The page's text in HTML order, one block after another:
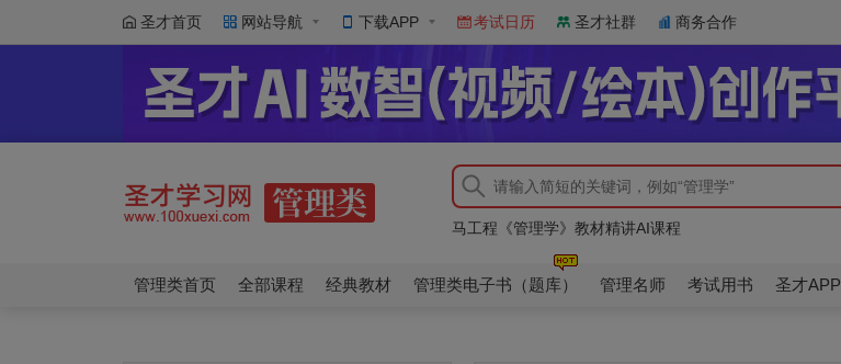
圣才首页 网站导航 下载APP 考试日历 圣才社群 商务合作
马工程《管理学》教材精讲AI课程
同等学力申硕《工商管理学科综合水平考试》协议班
马工程《管理学》教材精讲AI课程
同等学力申硕《工商管理学科综合水平考试》协议班
管理类首页 全部课程 经典教材 管理类电子书（题库） 管理名师 考试用书 圣才APP